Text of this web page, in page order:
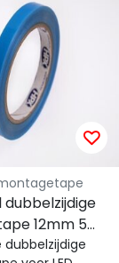
dubbelzijdige
12mm 5
blauw
dubbelzijdige